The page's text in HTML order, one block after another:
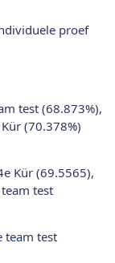
proef
test (68.873%),
(70.378%)
Kür (69.5565),
test
team test